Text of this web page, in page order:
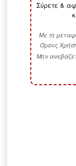
Σύρετε &
Με τη
Όρους
Μην